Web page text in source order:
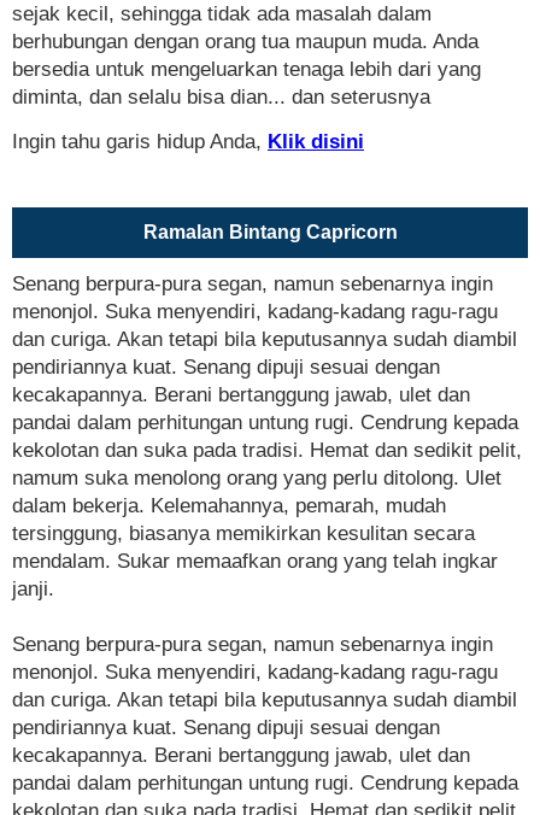
sejak kecil, sehingga tidak ada masalah dalam
berhubungan dengan orang tua maupun muda. Anda
bersedia untuk mengeluarkan tenaga lebih dari yang
diminta, dan selalu bisa dian... dan seterusnya
Ingin tahu garis hidup Anda, Klik disini
Ramalan Bintang Capricorn
Senang berpura-pura segan, namun sebenarnya ingin
menonjol. Suka menyendiri, kadang-kadang ragu-ragu
dan curiga. Akan tetapi bila keputusannya sudah diambil
pendiriannya kuat. Senang dipuji sesuai dengan
kecakapannya. Berani bertanggung jawab, ulet dan
pandai dalam perhitungan untung rugi. Cendrung kepada
kekolotan dan suka pada tradisi. Hemat dan sedikit pelit,
namum suka menolong orang yang perlu ditolong. Ulet
dalam bekerja. Kelemahannya, pemarah, mudah
tersinggung, biasanya memikirkan kesulitan secara
mendalam. Sukar memaafkan orang yang telah ingkar
janji.
Senang berpura-pura segan, namun sebenarnya ingin
menonjol. Suka menyendiri, kadang-kadang ragu-ragu
dan curiga. Akan tetapi bila keputusannya sudah diambil
pendiriannya kuat. Senang dipuji sesuai dengan
kecakapannya. Berani bertanggung jawab, ulet dan
pandai dalam perhitungan untung rugi. Cendrung kepada